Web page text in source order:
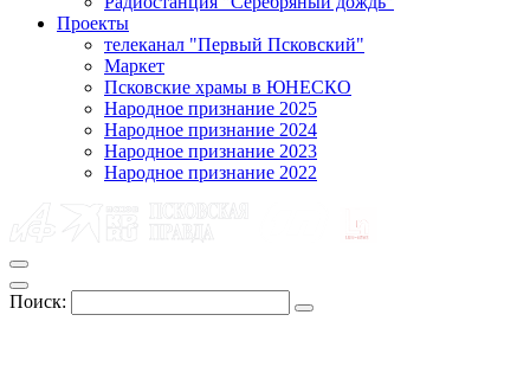
Проекты
телеканал "Первый Псковский"
Маркет
Псковские храмы в ЮНЕСКО
Народное признание 2025
Народное признание 2024
Народное признание 2023
Народное признание 2022
Поиск: